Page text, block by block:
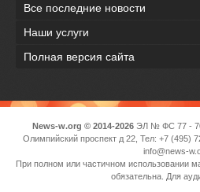
Все последние новости
Наши услуги
Полная версия сайта
News-w.org © 2014-2026ЭЛ № ФС 77 -
Олимпийский проспект д 22, Тел: +7 (495)
info@news-
При полном или частичном использовании
обязательна. Для